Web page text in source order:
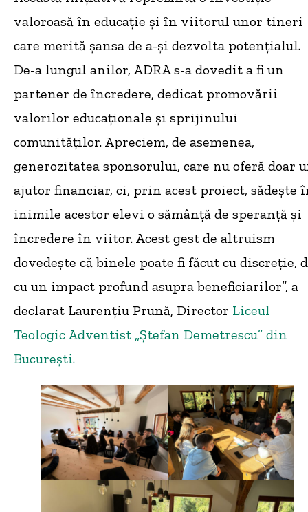
valoroasă în educație și în viitorul unor tineri
care merită șansa de a-și dezvolta potențialul.
De-a lungul anilor, ADRA s-a dovedit a fi un
partener de încredere, dedicat promovării
valorilor educaționale și sprijinului
comunităților. Apreciem, de asemenea,
generozitatea sponsorului, care nu oferă doar
ajutor financiar, ci, prin acest proiect, sădește
inimile acestor elevi o sămânță de speranță și
încredere în viitor. Acest gest de altruism
dovedește că binele poate fi făcut cu discreție,
cu un impact profund asupra beneficiarilor”, a
declarat Laurențiu Prună, Director Liceul
Teologic Adventist „Ștefan Demetrescu” din
București.